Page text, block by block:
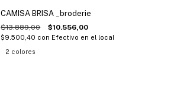
CAMISA BRISA _broderie
$13.889,00 $10.556,00
$9.500,40 con Efectivo en el local
2 colores